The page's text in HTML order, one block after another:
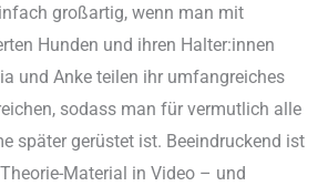
großartig, wenn man mit
Hunden und ihren Halter:innen
und Anke teilen ihr umfangreiches
sodass man für vermutlich alle
später gerüstet ist. Beeindruckend ist
Material in Video – und